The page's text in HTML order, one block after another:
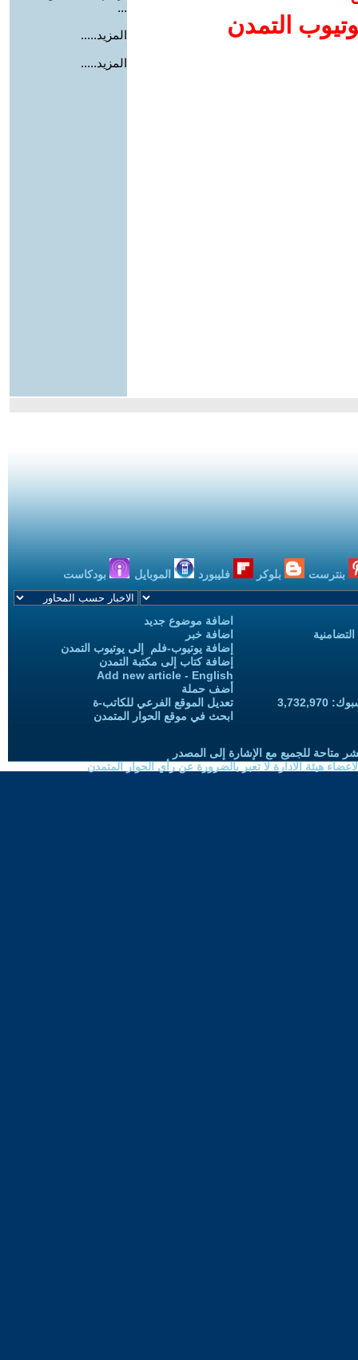
التمدن
...
المزيد.....
المزيد.....
بنترست بلوكر فليبورد الموبايل بودكاست
اضافة موضوع جديد
اضافة خبر
إضافة يوتيوب-فلم إلى يوتيوب التمدن
إضافة كتاب إلى مكتبة التمدن
Add new article - English
أضف حملة
تعديل الموقع الفرعي للكاتب-ة
ابحث في موقع الحوار المتمدن
متاحة للجميع مع الإشارة إلى المصدر
هيئة الادارة لا تعبر بالضرورة عن رأي الحوار المتمدن